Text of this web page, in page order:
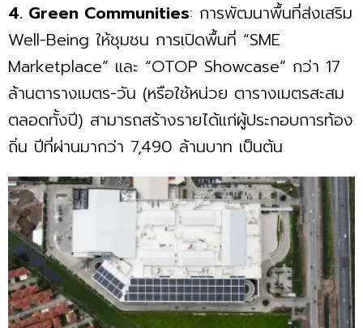
4. Green Communities: การพัฒนาพื้นที่ส่งเสริม
Well-Being ให้ชุมชน การเปิดพื้นที่ “SME
Marketplace” และ “OTOP Showcase” กว่า 17
ล้านตารางเมตร-วัน (หรือใช้หน่วย ตารางเมตรสะสม
ตลอดทั้งปี) สามารถสร้างรายได้แก่ผู้ประกอบการท้อง
ถิ่น ปีที่ผ่านมากว่า 7,490 ล้านบาท เป็นต้น